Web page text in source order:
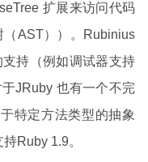
扩展来访问代码
（AST））。Rubinius
持（例如调试器支持
JRuby 也有一个不完
特定方法类型的抽象
Ruby 1.9。